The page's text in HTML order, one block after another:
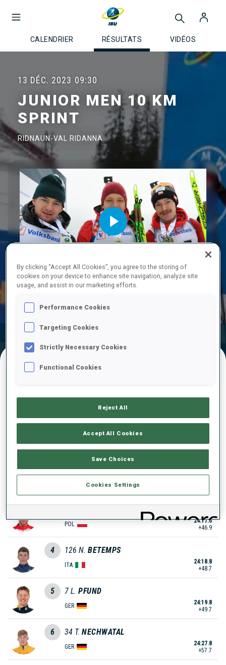
CALENDRIER RÉSULTATS VIDÉOS
13 DÉC. 2023 09:30
JUNIOR MEN 10 KM
SPRINT
RIDNAUN-VAL RIDANNA
Play
Officiels
2 75 F. MUELLAUER
POL
24:17.0
+46.9
4 126 N. BETEMPS
ITA
24:18.8
+48.7
5 7 L. PFUND
GER
24:19.8
+49.7
6 34 T. NECHWATAL
GER
24:27.8
+57.7
By clicking “Accept All Cookies”, you agree to the storing of
cookies on your device to enhance site navigation, analyze site
usage, and assist in our marketing efforts.
Performance Cookies
Targeting Cookies
Strictly Necessary Cookies
Functional Cookies
Reject All
Accept All Cookies
Save Choices
Cookies Settings